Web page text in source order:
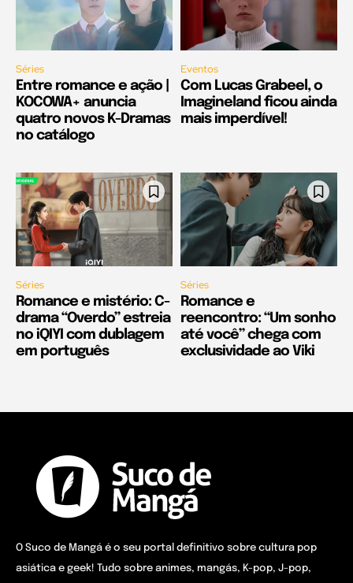
Séries
Entre romance e ação |
KOCOWA+ anuncia
quatro novos K-Dramas
no catálogo
Eventos
Com Lucas Grabeel, o
Imagineland ficou ainda
mais imperdível!
Séries
Romance e mistério: C-
drama “Overdo” estreia
no iQIYI com dublagem
em português
Séries
Romance e
reencontro: “Um sonho
até você” chega com
exclusividade ao Viki
O Suco de Mangá é o seu portal definitivo sobre cultura pop
asiática e geek! Tudo sobre animes, mangás, K-pop, J-pop,